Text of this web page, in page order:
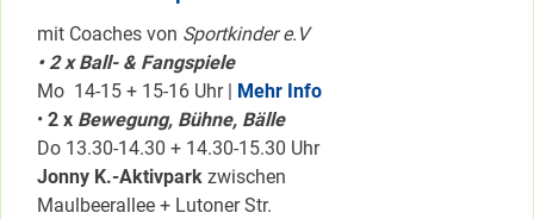
mit Coaches von Sportkinder e.V
• 2 x Ball- & Fangspiele
Mo 14-15 + 15-16 Uhr | Mehr Info
• 2 x Bewegung, Bühne, Bälle
Do 13.30-14.30 + 14.30-15.30 Uhr
Jonny K.-Aktivpark zwischen
Maulbeerallee + Lutoner Str.